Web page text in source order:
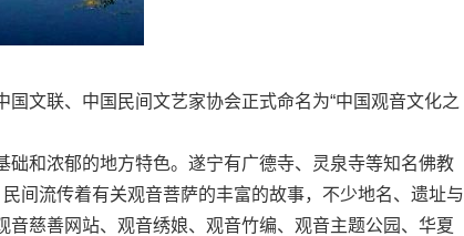
联、中国民间文艺家协会正式命名为“中国观音文化之
浓郁的地方特色。遂宁有广德寺、灵泉寺等知名佛教
间流传着有关观音菩萨的丰富的故事，不少地名、遗址与
慈善网站、观音绣娘、观音竹编、观音主题公园、华夏